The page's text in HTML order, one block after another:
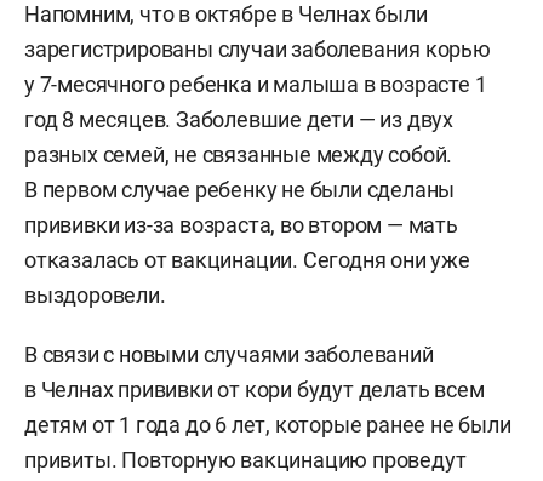
Напомним, что в октябре в Челнах были
зарегистрированы случаи заболевания корью
у 7-месячного ребенка и малыша в возрасте 1
год 8 месяцев. Заболевшие дети — из двух
разных семей, не связанные между собой.
В первом случае ребенку не были сделаны
прививки из-за возраста, во втором — мать
отказалась от вакцинации. Сегодня они уже
выздоровели.
В связи с новыми случаями заболеваний
в Челнах прививки от кори будут делать всем
детям от 1 года до 6 лет, которые ранее не были
привиты. Повторную вакцинацию проведут